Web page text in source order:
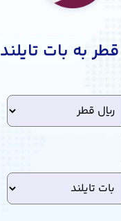
به بات تایلند